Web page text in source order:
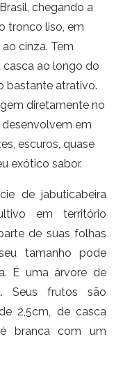
chegando a
tronco liso, em
cinza. Tem
ao longo do
bastante atrativo.
diretamente no
em
escuros, quase
exótico sabor.
de jabuticabeira
em território
de suas folhas
tamanho pode
É uma árvore de
Seus frutos são
2,5cm, de casca
branca com um